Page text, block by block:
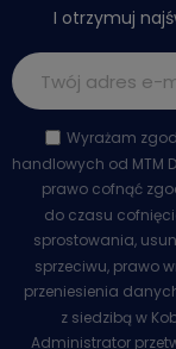
I otrzymuj
Wyrażam
handlowych od MTM
prawo cofnąć
do czasu
sprostowania,
sprzeciwu, prawo
przeniesienia
z siedzibą w
Administrator